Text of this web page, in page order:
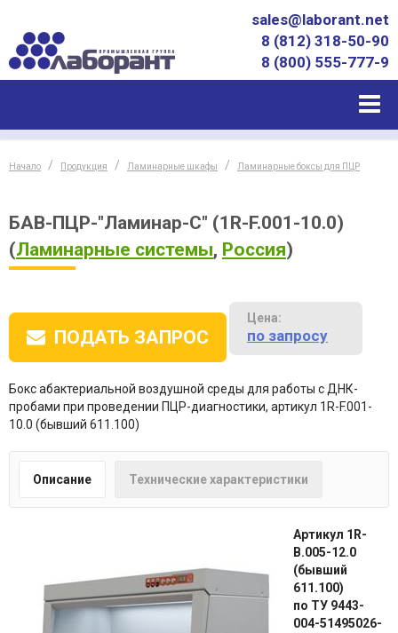
sales@laborant.net
8 (812) 318-50-90
8 (800) 555-777-9
Начало Продукция Ламинарные шкафы Ламинарные боксы для ПЦР
БАВ-ПЦР-"Ламинар-С" (1R-F.001-10.0)
(Ламинарные системы, Россия)
ПОДАТЬ ЗАПРОС
Цена:
по запросу
Бокс абактериальной воздушной среды для работы с ДНК-
пробами при проведении ПЦР-диагностики, артикул 1R-F.001-
10.0 (бывший 611.100)
Описание Технические характеристики
Артикул 1R-
B.005-12.0
(бывший
611.100)
по ТУ 9443-
004-51495026-